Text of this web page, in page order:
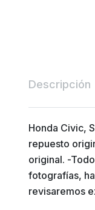
Descripción
Honda Civic,
repuesto
original. -
fotografías,
revisaremos